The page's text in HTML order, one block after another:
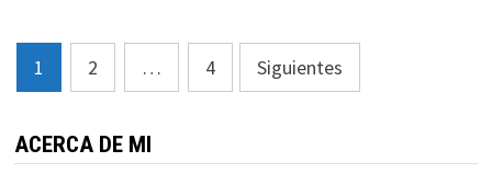
Paginación
de
entradas
1 2 … 4 Siguientes
ACERCA DE MI